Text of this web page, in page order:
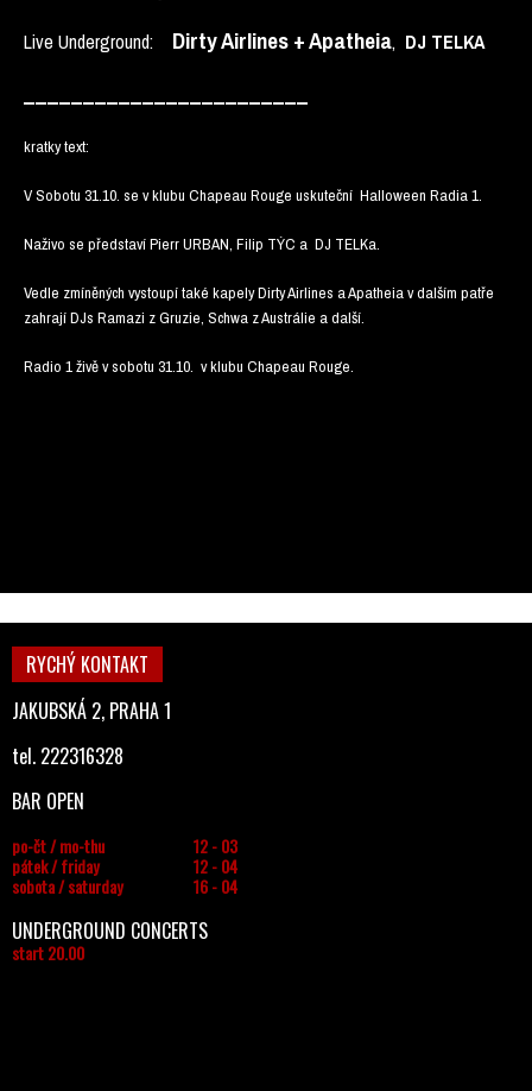
Live Underground:
Dirty Airlines + Apatheia, DJ TELKA
kratky text:
V Sobotu 31.10. se v klubu Chapeau Rouge uskuteční Halloween Radia 1.
Naživo se představí Pierr URBAN, Filip TÝC a DJ TELKa.
Vedle zmíněných vystoupí také kapely Dirty Airlines a Apatheia v dalším patře
zahrají DJs Ramazi z Gruzie, Schwa z Austrálie a další.
Radio 1 živě v sobotu 31.10. v klubu Chapeau Rouge.
RYCHÝ KONTAKT
JAKUBSKÁ 2, PRAHA 1
tel. 222316328
BAR OPEN
po-čt / mo-thu
12 - 03
pátek / friday
12 - 04
sobota / saturday
16 - 04
UNDERGROUND CONCERTS
start 20.00